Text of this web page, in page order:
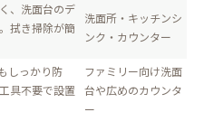
、洗面台のデ
拭き掃除が簡
洗面所・キッチンシ
ンク・カウンター
しっかり防
具不要で設置
ファミリー向け洗面
台や広めのカウンタ
ー